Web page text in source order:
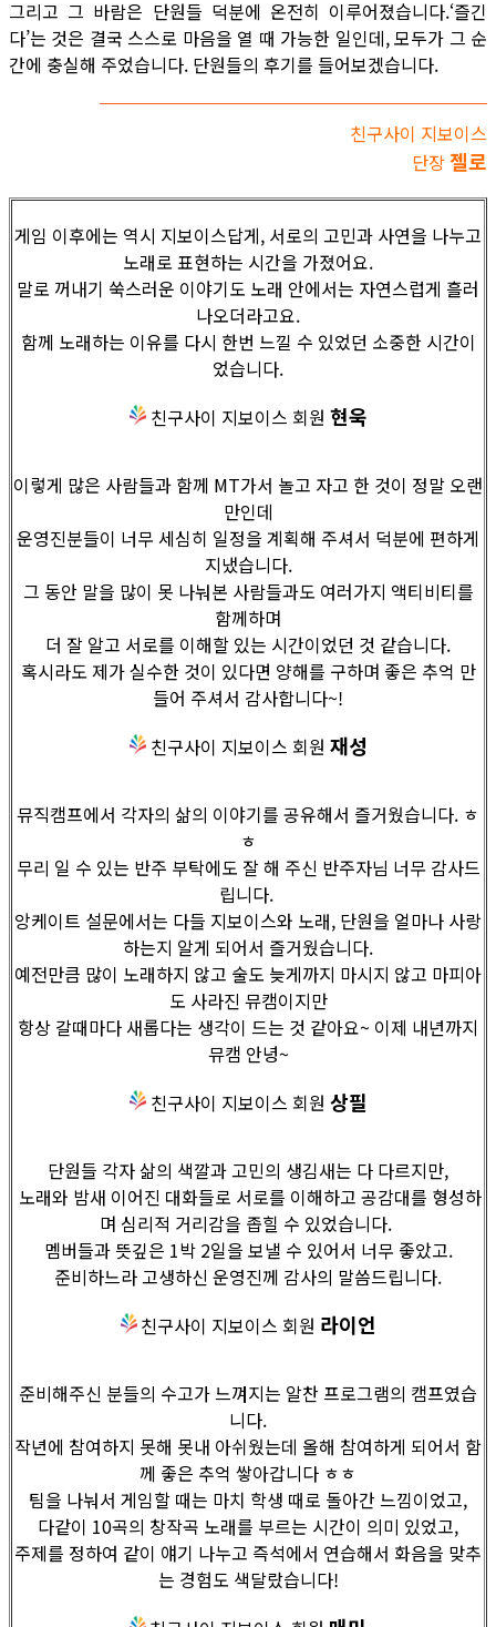
그리고 그 바람은 단원들 덕분에 온전히 이루어졌습니다.‘즐긴
다’는 것은 결국 스스로 마음을 열 때 가능한 일인데, 모두가 그 순
간에 충실해 주었습니다. 단원들의 후기를 들어보겠습니다.
친구사이 지보이스
단장 젤로
게임 이후에는 역시 지보이스답게, 서로의 고민과 사연을 나누고
노래로 표현하는 시간을 가졌어요.
말로 꺼내기 쑥스러운 이야기도 노래 안에서는 자연스럽게 흘러
나오더라고요.
함께 노래하는 이유를 다시 한번 느낄 수 있었던 소중한 시간이
었습니다.
친구사이 지보이스 회원 현욱
이렇게 많은 사람들과 함께 MT가서 놀고 자고 한 것이 정말 오랜
만인데
운영진분들이 너무 세심히 일정을 계획해 주셔서 덕분에 편하게
지냈습니다.
그 동안 말을 많이 못 나눠본 사람들과도 여러가지 액티비티를
함께하며
더 잘 알고 서로를 이해할 있는 시간이었던 것 같습니다.
혹시라도 제가 실수한 것이 있다면 양해를 구하며 좋은 추억 만
들어 주셔서 감사합니다~!
친구사이 지보이스 회원 재성
뮤직캠프에서 각자의 삶의 이야기를 공유해서 즐거웠습니다. ㅎ
ㅎ
무리 일 수 있는 반주 부탁에도 잘 해 주신 반주자님 너무 감사드
립니다.
앙케이트 설문에서는 다들 지보이스와 노래, 단원을 얼마나 사랑
하는지 알게 되어서 즐거웠습니다.
예전만큼 많이 노래하지 않고 술도 늦게까지 마시지 않고 마피아
도 사라진 뮤캠이지만
항상 갈때마다 새롭다는 생각이 드는 것 같아요~ 이제 내년까지
뮤캠 안녕~
친구사이 지보이스 회원 상필
단원들 각자 삶의 색깔과 고민의 생김새는 다 다르지만,
노래와 밤새 이어진 대화들로 서로를 이해하고 공감대를 형성하
며 심리적 거리감을 좁힐 수 있었습니다.
멤버들과 뜻깊은 1박 2일을 보낼 수 있어서 너무 좋았고.
준비하느라 고생하신 운영진께 감사의 말씀드립니다.
친구사이 지보이스 회원 라이언
준비해주신 분들의 수고가 느껴지는 알찬 프로그램의 캠프였습
니다.
작년에 참여하지 못해 못내 아쉬웠는데 올해 참여하게 되어서 함
께 좋은 추억 쌓아갑니다 ㅎㅎ
팀을 나눠서 게임할 때는 마치 학생 때로 돌아간 느낌이었고,
다같이 10곡의 창작곡 노래를 부르는 시간이 의미 있었고,
주제를 정하여 같이 얘기 나누고 즉석에서 연습해서 화음을 맞추
는 경험도 색달랐습니다!